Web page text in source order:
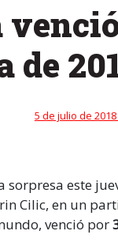
de
5 de julio de 2018
este
Cilic, en un
venció por